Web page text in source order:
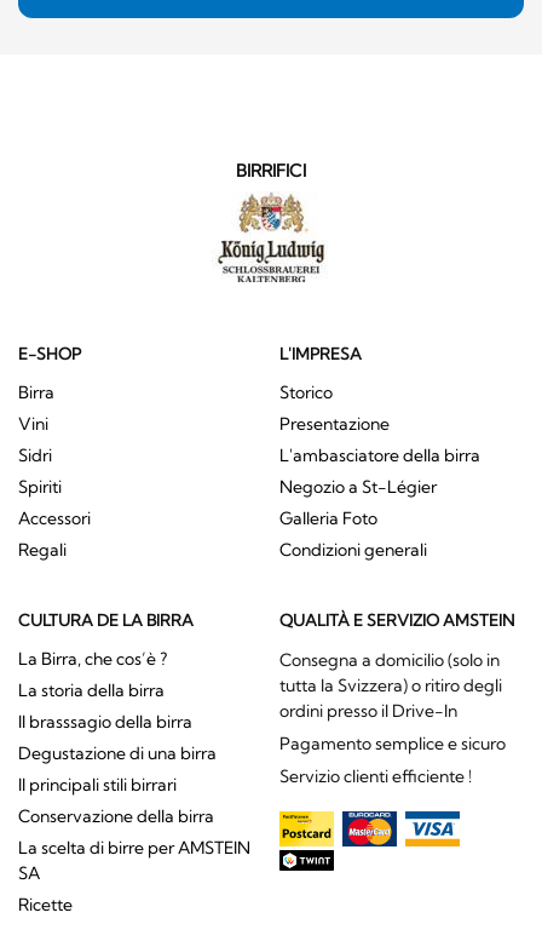
BIRRIFICI
E-SHOP
Birra
Vini
Sidri
Spiriti
Accessori
Regali
L'IMPRESA
Storico
Presentazione
L'ambasciatore della birra
Negozio a St-Légier
Galleria Foto
Condizioni generali
CULTURA DE LA BIRRA
La Birra, che cos’è ?
La storia della birra
Il brasssagio della birra
Degustazione di una birra
Il principali stili birrari
Conservazione della birra
La scelta di birre per AMSTEIN
SA
Ricette
QUALITÀ E SERVIZIO AMSTEIN
Consegna a domicilio (solo in
tutta la Svizzera) o ritiro degli
ordini presso il Drive-In
Pagamento semplice e sicuro
Servizio clienti efficiente !